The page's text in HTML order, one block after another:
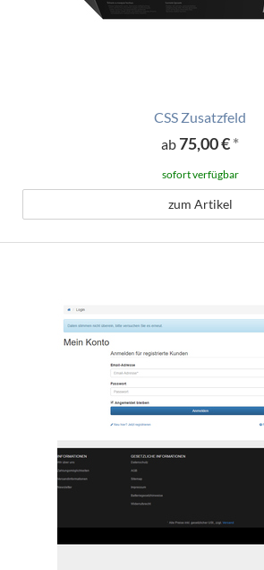
CSS Zusatzfeld
ab75,00 €*
sofort verfügbar
zum Artikel